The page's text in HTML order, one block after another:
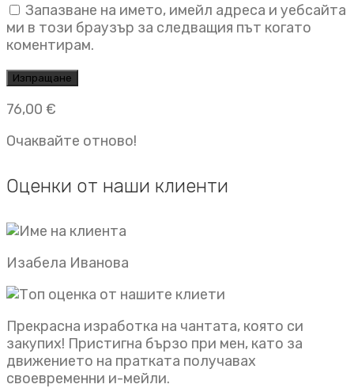
Запазване на името, имейл адреса и уебсайта
ми в този браузър за следващия път когато
коментирам.
76,00 €
Очаквайте отново!
Оценки от наши клиенти
Изабела Иванова
Прекрасна изработка на чантата, която си
закупих! Пристигна бързо при мен, като за
движението на пратката получавах
своевременни и-мейли.